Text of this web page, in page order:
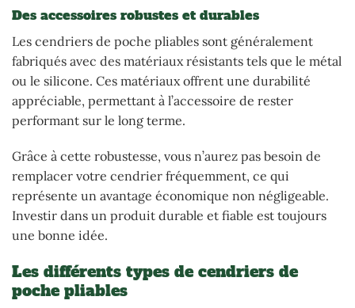
Des accessoires robustes et durables
Les cendriers de poche pliables sont généralement
fabriqués avec des matériaux résistants tels que le métal
ou le silicone. Ces matériaux offrent une durabilité
appréciable, permettant à l’accessoire de rester
performant sur le long terme.
Grâce à cette robustesse, vous n’aurez pas besoin de
remplacer votre cendrier fréquemment, ce qui
représente un avantage économique non négligeable.
Investir dans un produit durable et fiable est toujours
une bonne idée.
Les différents types de cendriers de
poche pliables